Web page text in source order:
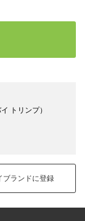
トリンプ）
ブランドに登録